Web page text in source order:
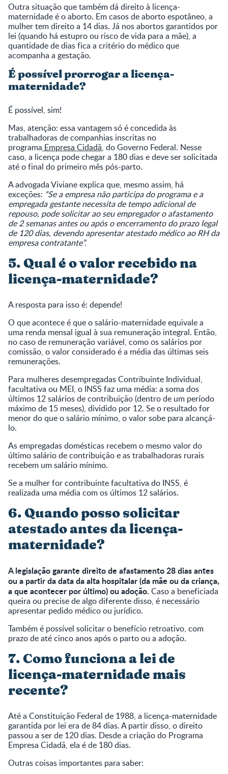
Outra situação que também dá direito à licença-
maternidade é o aborto. Em casos de aborto espotâneo, a
mulher tem direito a 14 dias. Já nos abortos garantidos por
lei (quando há estupro ou risco de vida para a mãe), a
quantidade de dias fica a critério do médico que
acompanha a gestação.
É possível prorrogar a licença-
maternidade?
É possível, sim!
Mas, atenção: essa vantagem só é concedida às
trabalhadoras de companhias inscritas no
programa Empresa Cidadã, do Governo Federal. Nesse
caso, a licença pode chegar a 180 dias e deve ser solicitada
até o final do primeiro mês pós-parto.
A advogada Viviane explica que, mesmo assim, há
exceções: “Se a empresa não participa do programa e a
empregada gestante necessita de tempo adicional de
repouso, pode solicitar ao seu empregador o afastamento
de 2 semanas antes ou após o encerramento do prazo legal
de 120 dias, devendo apresentar atestado médico ao RH da
empresa contratante”.
5. Qual é o valor recebido na
licença-maternidade?
A resposta para isso é: depende!
O que acontece é que o salário-maternidade equivale a
uma renda mensal igual à sua remuneração integral. Então,
no caso de remuneração variável, como os salários por
comissão, o valor considerado é a média das últimas seis
remunerações.
Para mulheres desempregadas Contribuinte Individual,
facultativa ou MEI, o INSS faz uma média: a soma dos
últimos 12 salários de contribuição (dentro de um período
máximo de 15 meses), dividido por 12. Se o resultado for
menor do que o salário mínimo, o valor sobe para alcançá-
lo.
As empregadas domésticas recebem o mesmo valor do
último salário de contribuição e as trabalhadoras rurais
recebem um salário mínimo.
Se a mulher for contribuinte facultativa do INSS, é
realizada uma média com os últimos 12 salários.
6. Quando posso solicitar
atestado antes da licença-
maternidade?
A legislação garante direito de afastamento 28 dias antes
ou a partir da data da alta hospitalar (da mãe ou da criança,
a que acontecer por último) ou adoção. Caso a beneficiada
queira ou precise de algo diferente disso, é necessário
apresentar pedido médico ou jurídico.
Também é possível solicitar o benefício retroativo, com
prazo de até cinco anos após o parto ou a adoção.
7. Como funciona a lei de
licença-maternidade mais
recente?
Até a Constituição Federal de 1988, a licença-maternidade
garantida por lei era de 84 dias. A partir disso, o direito
passou a ser de 120 dias. Desde a criação do Programa
Empresa Cidadã, ela é de 180 dias.
Outras coisas importantes para saber: